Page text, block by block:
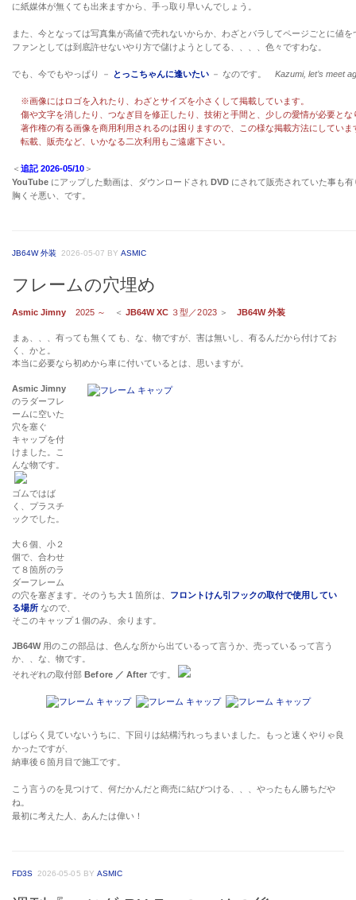
に紙媒体が無くても出来ますから、手っ取り早いんでしょう。
また、今となっては写真集が高値で売れないからか、わざとバラしてページごとに値
ファンとしては到底許せないやり方で儲けようとしてる、、、、色々ですわな。
でも、今でもやっぱり － とっこちゃんに逢いたい － なのです。 Kazumi, let’s meet
※画像にはロゴを入れたり、わざとサイズを小さくして掲載しています。
傷や文字を消したり、つなぎ目を修正したり、技術と手間と、少しの愛情が必要とな
著作権の有る画像を商用利用されるのは困りますので、この様な掲載方法にしていま
転載、販売など、いかなる二次利用もご遠慮下さい。
＜ 追記 2026-05/10 ＞
YouTube にアップした動画は、ダウンロードされ DVD にされて販売されていた事
胸くそ悪い、です。
JB64W 外装 2026-05-07 BY ASMIC
フレームの穴埋め
Asmic Jimny 2025 ～ ＜ JB64W XC ３型／2023＞ JB64W 外装
まぁ、、、有っても無くても、な、物ですが、害は無いし、有るんだから付けてお
く、かと。
本当に必要なら初めから車に付いているとは、思いますが。
Asmic Jimny
のラダーフレ
ームに空いた
穴を塞ぐ
キャップを付
けました。こ
んな物です。
ゴムではば
く、プラスチ
ックでした。
大６個、小２
個で、合わせ
て８箇所のラ
ダーフレーム
の穴を塞ぎます。そのうち大１箇所は、
フロントけん引フックの取付で使用してい
る場所 なので、
そこのキャップ１個のみ、余ります。
JB64W用のこの部品は、色んな所から出ているって言うか、売っているって言う
か、、な、物です。
それぞれの取付部Before ／ After です。
しばらく見ていないうちに、下回りは結構汚れっちまいました。もっと速くやりゃ良
かったですが、
納車後６箇月目で施工です。
こう言うのを見つけて、何だかんだと商売に結びつける、、、やったもん勝ちだや
ね。
最初に考えた人、あんたは偉い！
FD3S 2026-05-05 BY ASMIC